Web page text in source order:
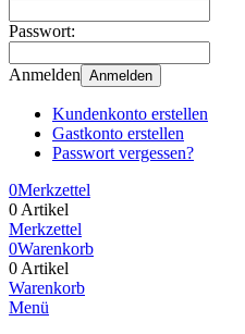
Passwort:
Anmelden Anmelden
Kundenkonto erstellen
Gastkonto erstellen
Passwort vergessen?
0Merkzettel
0 Artikel
Merkzettel
0Warenkorb
0 Artikel
Warenkorb
Menü